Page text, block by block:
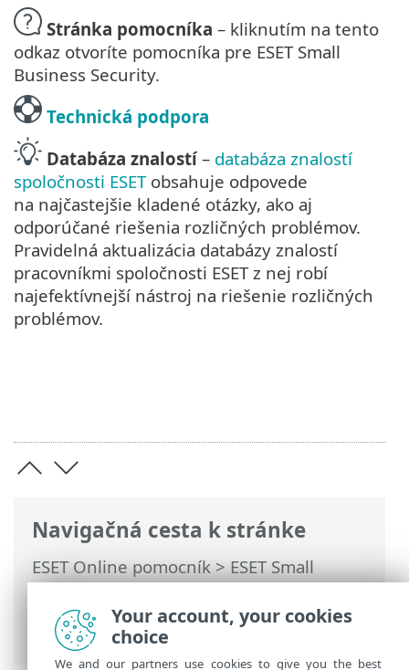
Navigačná cesta k stránke
ESET Online pomocník>ESET Small
Business Security>Práca s programom
ESET Small Business Security> Pomocník
a podpora
Stránka pomocníka – kliknutím na tento
odkaz otvoríte pomocníka pre ESET Small
Business Security.
Technická podpora
Databáza znalostí– databáza znalostí
spoločnosti ESETobsahuje odpovede
na najčastejšie kladené otázky, ako aj
odporúčané riešenia rozličných problémov.
Pravidelná aktualizácia databázy znalostí
pracovníkmi spoločnosti ESET z nej robí
najefektívnejší nástroj na riešenie rozličných
problémov.
Your account, your cookies
choice
We and our partners use cookies to give you the best